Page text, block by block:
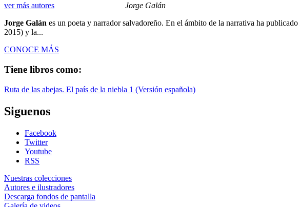
ver más autores
Jorge Galán
Jorge Galán es un poeta y narrador salvadoreño. En el ámbito de la narrativa ha publicado
2015) y la...
CONOCE MÁS
Tiene libros como:
Ruta de las abejas. El país de la niebla 1 (Versión española)
Siguenos
Facebook
Twitter
Youtube
RSS
Nuestras colecciones
Autores e ilustradores
Descarga fondos de pantalla